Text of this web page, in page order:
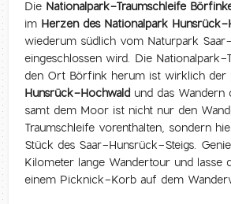
Die Nationalpark-Traumschleife
im Herzen des Nationalpark Hunsrück-
wiederum südlich vom Naturpark
eingeschlossen wird. Die Nationalpark-
den Ort Börfink herum ist wirklich der
Hunsrück-Hochwald und das Wandern
samt dem Moor ist nicht nur den
Traumschleife vorenthalten, sondern
Stück des Saar-Hunsrück-Steigs.
Kilometer lange Wandertour und lasse
einem Picknick-Korb auf dem